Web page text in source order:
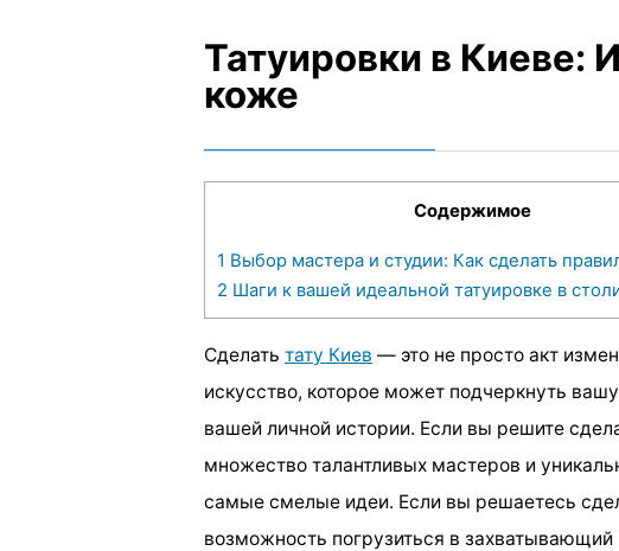
Татуировки в Киеве:
коже
Содержимое
1 Выбор мастера и студии: Как сделать
2 Шаги к вашей идеальной татуировке в
Сделать тату Киев — это не просто акт
искусство, которое может подчеркнуть
вашей личной истории. Если вы решите
множество талантливых мастеров и
самые смелые идеи. Если вы решаетесь
возможность погрузиться в